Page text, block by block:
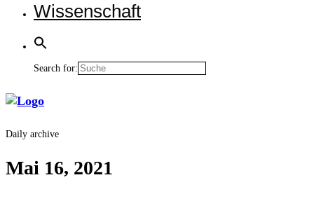
Wis­sen­schaft
Search for:
Daily archive
Mai 16, 2021